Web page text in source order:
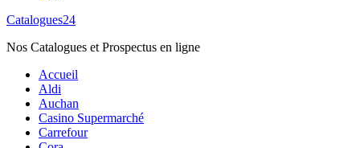
Catalogues24
Nos Catalogues et Prospectus en ligne
Accueil
Aldi
Auchan
Casino Supermarché
Carrefour